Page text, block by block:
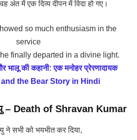
अंत में एक दिव्य दीपन में विदा हो गए।
so much enthusiasm in the
service
finally departed in a divine light.
भालू की कहानी: एक मनोहर प्रेरणादायक
and the Bear Story in Hindi
– Death of Shravan Kumar
ने सभी को भयभीत कर दिया,